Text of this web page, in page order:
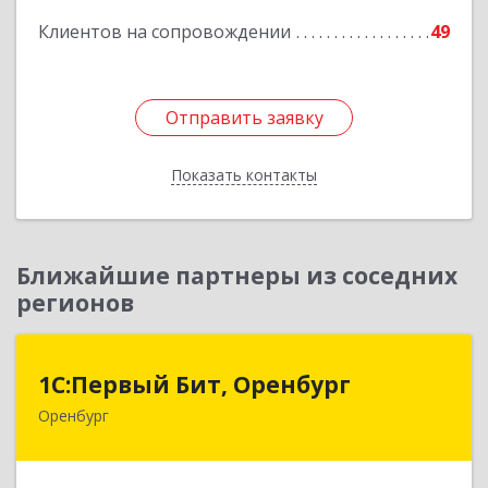
Клиентов на сопровождении 49
Отправить заявку
Показать контакты
Отправить заявку
Назад
Ближайшие партнеры из соседних
регионов
1С:Первый Бит, Оренбург
Оренбург
1С:Первый Бит, Оренбург
460044, Оренбургская обл, Оренбург, Березка